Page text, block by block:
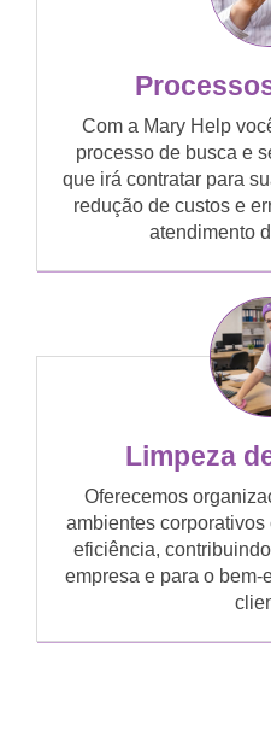
Com a Mary Help
processo de busca e
que irá contratar para
redução de custos e
atendimento
Limpeza
Oferecemos
ambientes
eficiência,
empresa e para o